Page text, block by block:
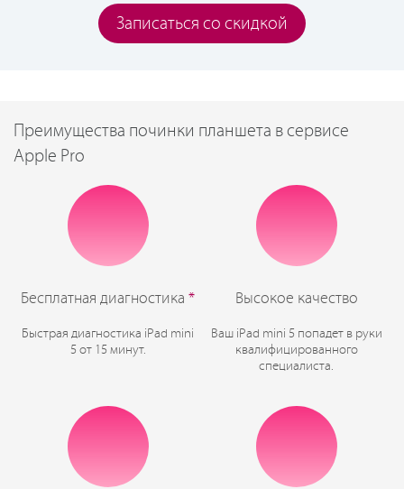
Записаться со скидкой
Преимущества починки планшета в сервисе
Apple Pro
Бесплатная диагностика *
Быстрая диагностика iPad mini
5 от 15 минут.
Высокое качество
Ваш iPad mini 5 попадет в руки
квалифицированного
специалиста.